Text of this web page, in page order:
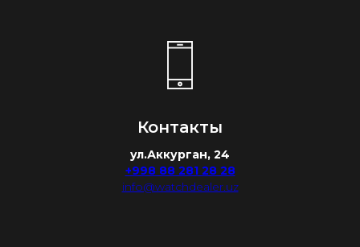
Контакты
ул.Аккурган, 24
+998 88 281 28 28
info@watchdealer.uz